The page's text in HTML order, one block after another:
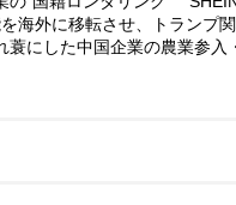
海外に移転させ、トランプ
にした中国企業の農業参入